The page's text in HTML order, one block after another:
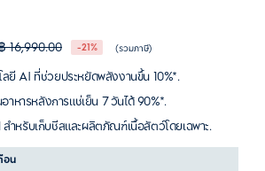
16,990.00 -21% (รวมภาษี)
ลยี AI ที่ช่วยประหยัดพลังงานขึ้น 10%*.
หารหลังการแช่เย็น 7 วันได้ 90%*.
ำหรับเก็บชีสและผลิตภัณฑ์เนื้อสัตว์โดยเฉพาะ.
อน